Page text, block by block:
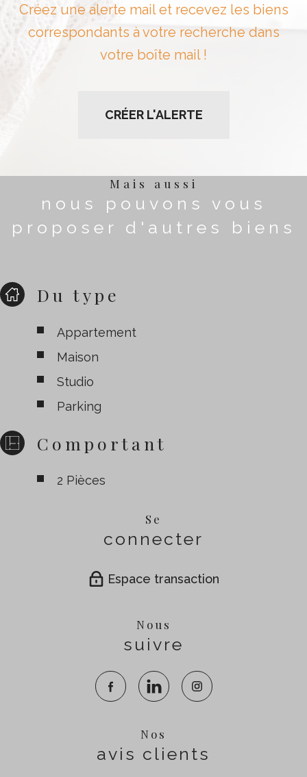
Créez une alerte mail et recevez les biens
correspondants à votre recherche dans
votre boîte mail !
CRÉER L'ALERTE
Mais aussi
nous pouvons vous
proposer d'autres biens
Du type
Appartement
Maison
Studio
Parking
Comportant
2 Pièces
Se
connecter
Espace transaction
Nous
suivre
Nos
avis clients